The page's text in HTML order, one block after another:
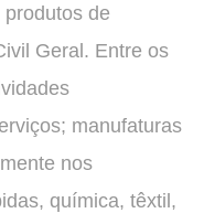
de
Geral. Entre os
manufaturas
nos
química, têxtil,